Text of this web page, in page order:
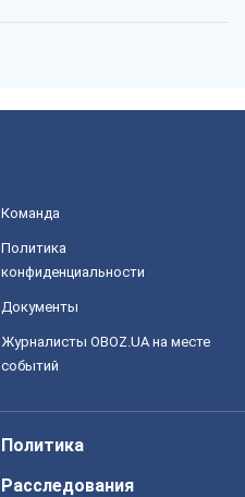
Команда
Политика
конфиденциальности
Документы
Журналисты OBOZ.UA на месте
событий
Политика
Расследования